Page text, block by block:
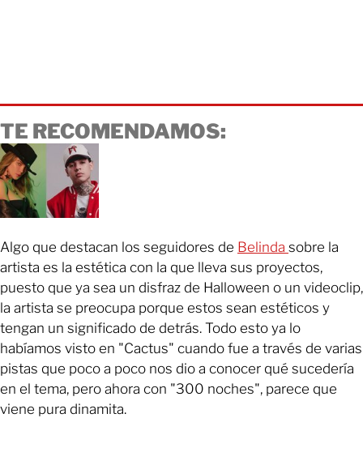
TE RECOMENDAMOS:
Algo que destacan los seguidores de Belinda sobre la
artista es la estética con la que lleva sus proyectos,
puesto que ya sea un disfraz de Halloween o un videoclip,
la artista se preocupa porque estos sean estéticos y
tengan un significado de detrás. Todo esto ya lo
habíamos visto en "Cactus" cuando fue a través de varias
pistas que poco a poco nos dio a conocer qué sucedería
en el tema, pero ahora con "300 noches", parece que
viene pura dinamita.